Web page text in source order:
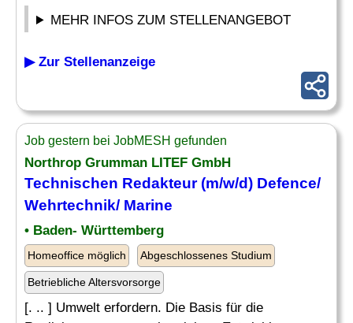
MEHR INFOS ZUM STELLENANGEBOT
▶ Zur Stellenanzeige
Job gestern bei JobMESH gefunden
Northrop Grumman LITEF GmbH
Technischen Redakteur (m/w/d) Defence/
Wehrtechnik/ Marine
• Baden- Württemberg
Homeoffice möglich Abgeschlossenes Studium
Betriebliche Altersvorsorge
[. .. ] Umwelt erfordern. Die Basis für die